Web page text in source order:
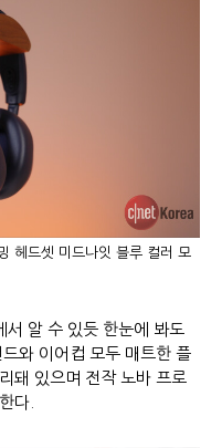
헤드셋 미드나잇 블루 컬러 모
알 수 있듯 한눈에 봐도
와 이어컵 모두 매트한 플
돼 있으며 전작 노바 프로
다.